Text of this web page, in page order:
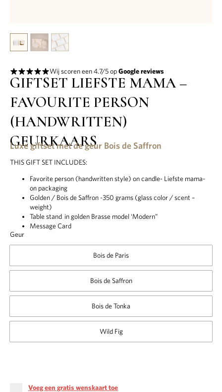
Wij scoren een 4.7/5 opGoogle reviews
GIFTSET LIEFSTE MAMA –
FAVOURITE PERSON
(HANDWRITTEN)
GEURKAARS
Luxe giftset met de geur Bois de Saffron
THIS GIFT SET INCLUDES:
Favorite person (handwritten style) on candle- Liefste mama-
on packaging
Golden / Bois de Saffron -350 grams (glass color / scent –
weight)
Table stand in golden Brasse model ‘Modern”
Message Card
Geur
Bois de Paris
Bois de Saffron
Bois de Tonka
Wild Fig
Voeg een gratis wenskaart toe